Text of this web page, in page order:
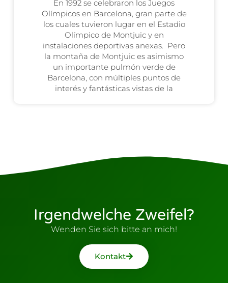
En 1992 se celebraron los Juegos
Olímpicos en Barcelona, gran parte de
los cuales tuvieron lugar en el Estadio
Olímpico de Montjuic y en
instalaciones deportivas anexas. Pero
la montaña de Montjuic es asimismo
un importante pulmón verde de
Barcelona, con múltiples puntos de
interés y fantásticas vistas de la
Irgendwelche Zweifel?
Wenden Sie sich bitte an mich!
Kontakt